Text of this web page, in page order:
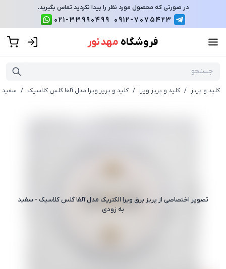
در صورتی که محصول مورد نظر را پیدا نکردید تماس بگیرید.
0912-7075423
021-33990499
فروشگاه مهد نور
کلید و پریز / کلید و پریز ویرا / کلید و پریز ویرا مدل آلفا گلس کلاسیک / سفید
تصویر اختصاصی از پریز برق ویرا الکتریک مدل آلفا گلس کلاسیک - سفید
به زودی